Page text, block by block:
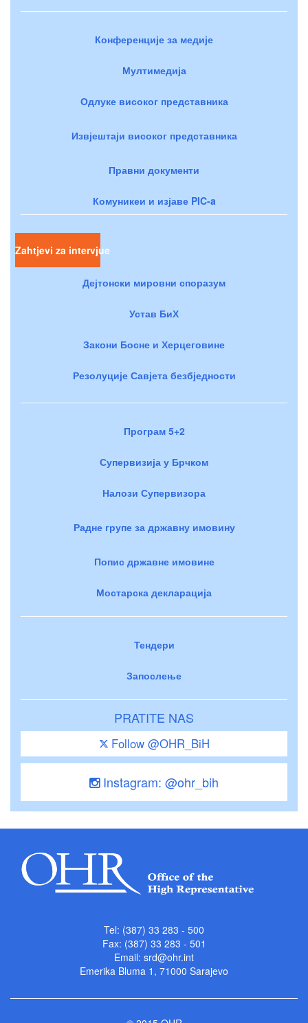
Конференције за медије
Мултимедија
Одлуке високог представника
Извјештаји високог представника
Правни документи
Комуникеи и изјаве PIC-a
Zahtjevi za intervjue
Дејтонски мировни споразум
Устав БиХ
Закони Босне и Херцеговине
Резолуције Савјета безбједности
Програм 5+2
Супервизија у Брчком
Налози Супервизора
Радне групе за државну имовину
Попис државне имовине
Мостарска декларација
Тендери
Запослење
PRATITE NAS
Follow @OHR_BiH
Instagram: @ohr_bih
Tel: (387) 33 283 - 500
Fax: (387) 33 283 - 501
Email: srd@ohr.int
Emerika Bluma 1, 71000 Sarajevo